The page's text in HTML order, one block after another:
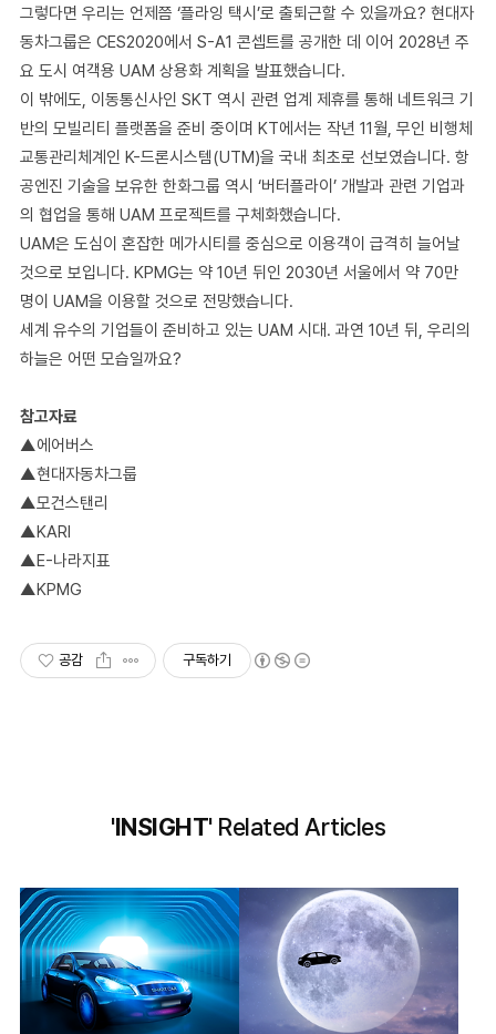
그렇다면 우리는 언제쯤 ‘플라잉 택시’로 출퇴근할 수 있을까요? 현대자
동차그룹은 CES2020에서 S-A1 콘셉트를 공개한 데 이어 2028년 주
요 도시 여객용 UAM 상용화 계획을 발표했습니다.
이 밖에도, 이동통신사인 SKT 역시 관련 업계 제휴를 통해 네트워크 기
반의 모빌리티 플랫폼을 준비 중이며 KT에서는 작년 11월, 무인 비행체
교통관리체계인 K-드론시스템(UTM)을 국내 최초로 선보였습니다. 항
공엔진 기술을 보유한 한화그룹 역시 ‘버터플라이’ 개발과 관련 기업과
의 협업을 통해 UAM 프로젝트를 구체화했습니다.
UAM은 도심이 혼잡한 메가시티를 중심으로 이용객이 급격히 늘어날
것으로 보입니다. KPMG는 약 10년 뒤인 2030년 서울에서 약 70만
명이 UAM을 이용할 것으로 전망했습니다.
세계 유수의 기업들이 준비하고 있는 UAM 시대. 과연 10년 뒤, 우리의
하늘은 어떤 모습일까요?
참고자료
▲에어버스
▲현대자동차그룹
▲모건스탠리
▲KARI
▲E-나라지표
▲KPMG
공감 구독하기
'INSIGHT'Related Articles